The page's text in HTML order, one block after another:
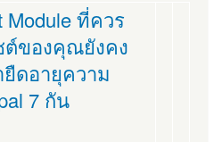
Module ที่ควร
ต์ของคุณยังคง
ยืดอายุความ
7 กัน